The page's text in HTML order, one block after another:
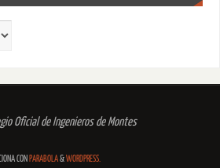
Oficial de Ingenieros de Montes
CON PARABOLA&WORDPRESS.